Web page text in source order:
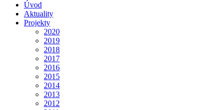
Úvod
Aktuality
Projekty
2020
2019
2018
2017
2016
2015
2014
2013
2012